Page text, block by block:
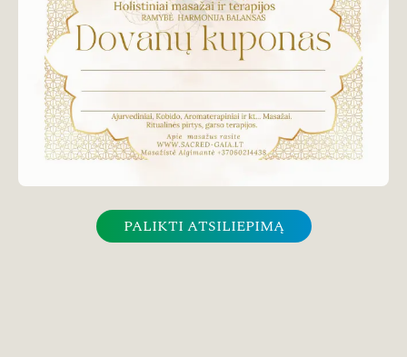
PALIKTI ATSILIEPIMĄ